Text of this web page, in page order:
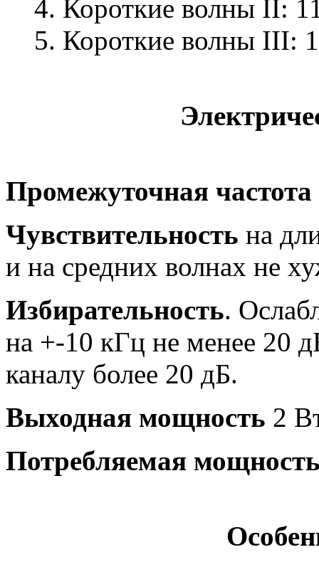
4. Короткие волны II:
5. Короткие волны III:
Промежуточная частота
Чувствительность на
и на средних волнах не
Избирательность.
на +-10 кГц не менее 20
каналу более 20 дБ.
Выходная мощность 2
Потребляемая